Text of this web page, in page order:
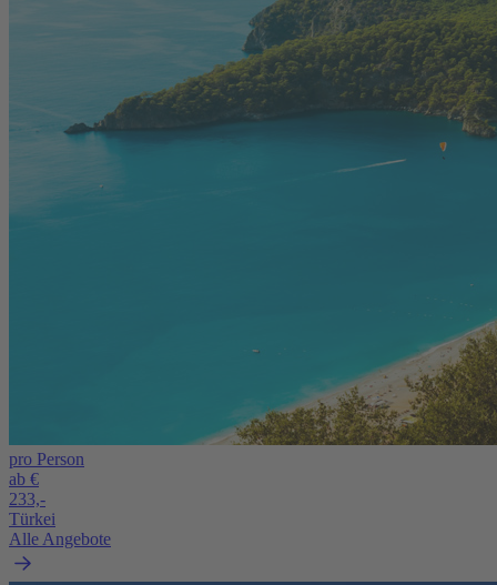
pro Person
ab €
233,-
Türkei
Alle Angebote